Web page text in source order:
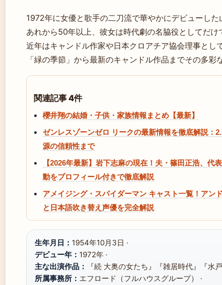
1972年に女優と歌手の二刀流で華やかにデビューした
あれから50年以上、彼女は時代劇の名脇役としてだけ
近年はキャンドル作家や日本クロアチア協会理事とし
「緑の季節」から最新のキャンドル作品までその多彩
関連記事 4件
櫻井翔の結婚・子供・家族情報まとめ【最新】
ゼンレスゾーンゼロ リークの最新情報を徹底解説：
源の信頼性まで
【2026年最新】岩下志麻の現在！夫・篠田正浩、代
動をプロフィール付きで徹底解説
アメイジング・スパイダーマン キャスト一覧！アン
と日本語吹き替え声優を完全解説
生年月日： 1954年10月3日 ·
デビュー年： 1972年 ·
主な出演作品：
『続 大奥の女たち』『雑居時代』『水
所属事務所： エフロード（フルハウスグループ） ·